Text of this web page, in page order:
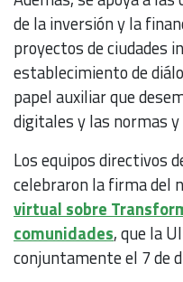
de la inversión y la
proyectos de ciudades
establecimiento de
papel auxiliar que
digitales y las normas
Los equipos directivos
celebraron la firma del
virtual sobre
comunidades, que la
conjuntamente el 7 de